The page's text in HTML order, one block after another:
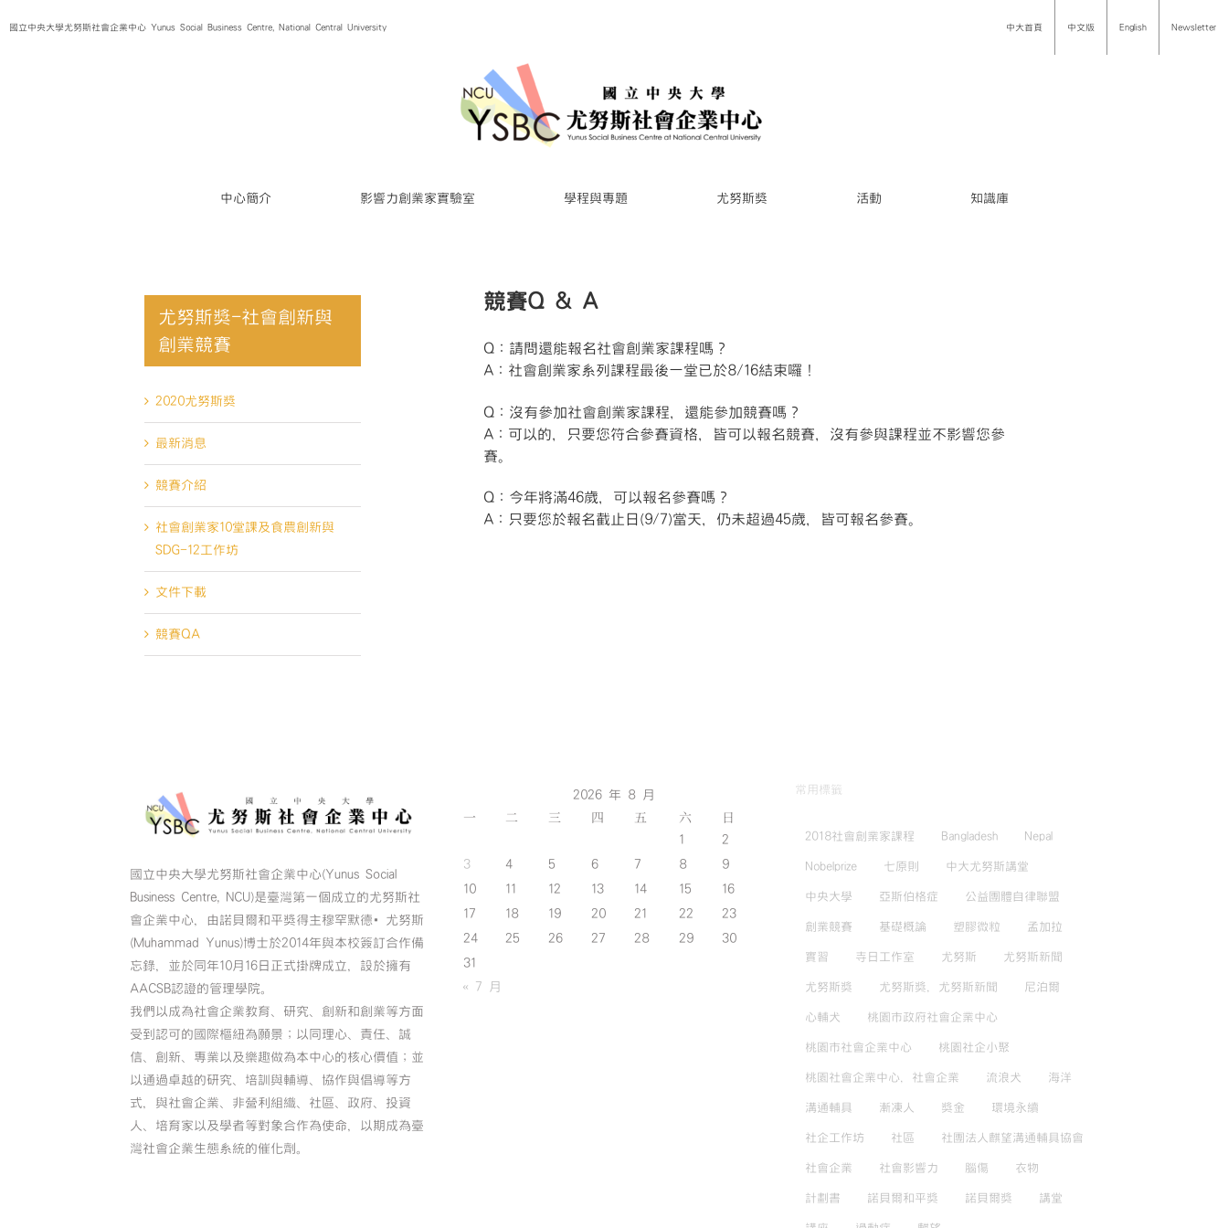
to國立中央大學尤努斯社會企業中心 Yunus Social Business Centre, National Central University 中大首頁 中文版 English Newsletter
中心簡介 影響力創業家實驗室 學程與專題 尤努斯獎 活動 知識庫
競賽Q & A
Q：請問還能報名社會創業家課程嗎？
A：社會創業家系列課程最後一堂已於8/16結束囉！
Q：沒有參加社會創業家課程，還能參加競賽嗎？
A：可以的，只要您符合參賽資格，皆可以報名競賽，沒有參與課程並不影響您參
賽。
Q：今年將滿46歲，可以報名參賽嗎？
A：只要您於報名截止日(9/7)當天，仍未超過45歲，皆可報名參賽。
尤努斯獎-社會創新與
創業競賽
2020尤努斯獎
最新消息
競賽介紹
社會創業家10堂課及食農創新與
SDG-12工作坊
文件下載
競賽QA
國立中央大學尤努斯社會企業中心(Yunus Social
Business Centre, NCU)是臺灣第一個成立的尤努斯社
會企業中心，由諾貝爾和平獎得主穆罕默德•尤努斯
(Muhammad Yunus)博士於2014年與本校簽訂合作備
忘錄，並於同年10月16日正式掛牌成立，設於擁有
AACSB認證的管理學院。
我們以成為社會企業教育、研究、創新和創業等方面
受到認可的國際樞紐為願景；以同理心、責任、誠
信、創新、專業以及樂趣做為本中心的核心價值；並
以通過卓越的研究、培訓與輔導、協作與倡導等方
式，與社會企業、非營利組織、社區、政府、投資
人、培育家以及學者等對象合作為使命，以期成為臺
灣社會企業生態系統的催化劑。
2026 年 8 月
一 二 三 四 五 六 日
1
2
3
4 5 6 7 8
9
10
11 12 13 14 15
16
17
18 19 20 21 22
23
24
25 26 27 28 29
30
31
« 7 月
常用標籤
2018社會創業家課程 Bangladesh Nepal
Nobelprize 七原則 中大尤努斯講堂
中央大學 亞斯伯格症 公益團體自律聯盟
創業競賽 基礎概論 塑膠微粒 孟加拉
實習 寺日工作室 尤努斯 尤努斯新聞
尤努斯獎 尤努斯獎，尤努斯新聞 尼泊爾
心輔犬 桃園市政府社會企業中心
桃園市社會企業中心 桃園社企小聚
桃園社會企業中心，社會企業 流浪犬 海洋
溝通輔具 漸凍人 獎金 環境永續
社企工作坊 社區 社團法人麒望溝通輔具協會
社會企業 社會影響力 腦傷 衣物
計劃書 諾貝爾和平獎 諾貝爾獎 講堂